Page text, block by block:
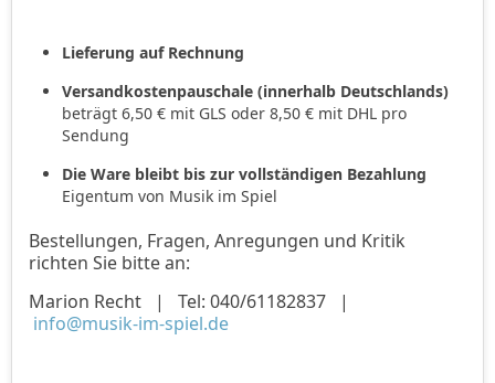
Lieferung auf Rechnung
Versandkostenpauschale (innerhalb Deutschlands)
beträgt 6,50 € mit GLS oder 8,50 € mit DHL pro
Sendung
Die Ware bleibt bis zur vollständigen Bezahlung
Eigentum von Musik im Spiel
Bestellungen, Fragen, Anregungen und Kritik
richten Sie bitte an:
Marion Recht | Tel: 040/61182837 |
info@musik-im-spiel.de